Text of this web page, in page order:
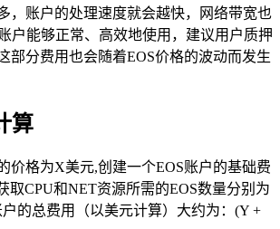
，账户的处理速度就会越快，网络带宽也
户能够正常、高效地使用，建议用户质押
部分费用也会随着EOS价格的波动而发生
算
价格为X美元,创建一个EOS账户的基础费
取CPU和NET资源所需的EOS数量分别为
的总费用（以美元计算）大约为：(Y +